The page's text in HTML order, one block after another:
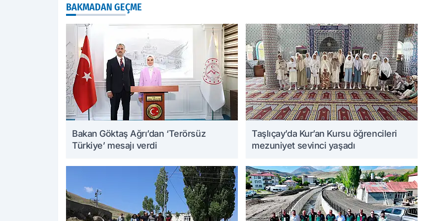
BAKMADAN GEÇME
Bakan Göktaş Ağrı’dan ‘Terörsüz
Türkiye’ mesajı verdi
Taşlıçay’da Kur’an Kursu öğrencileri
mezuniyet sevinci yaşadı